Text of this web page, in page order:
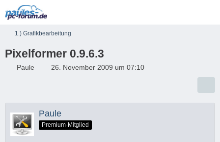
1.) Grafikbearbeitung
Pixelformer 0.9.6.3
Paule 26. November 2009 um 07:10
Paule
Premium-Mitglied